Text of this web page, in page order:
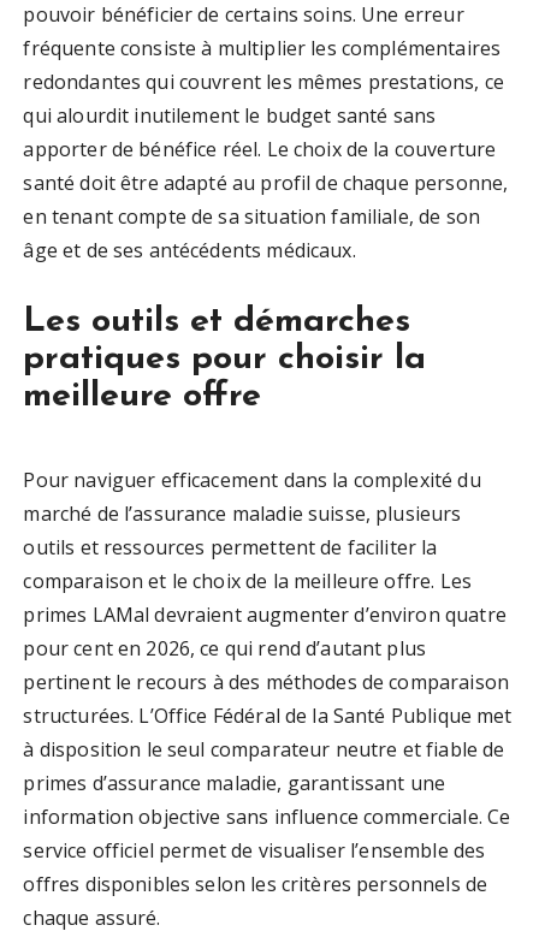
pouvoir bénéficier de certains soins. Une erreur
fréquente consiste à multiplier les complémentaires
redondantes qui couvrent les mêmes prestations, ce
qui alourdit inutilement le budget santé sans
apporter de bénéfice réel. Le choix de la couverture
santé doit être adapté au profil de chaque personne,
en tenant compte de sa situation familiale, de son
âge et de ses antécédents médicaux.
Les outils et démarches
pratiques pour choisir la
meilleure offre
Pour naviguer efficacement dans la complexité du
marché de l’assurance maladie suisse, plusieurs
outils et ressources permettent de faciliter la
comparaison et le choix de la meilleure offre. Les
primes LAMal devraient augmenter d’environ quatre
pour cent en 2026, ce qui rend d’autant plus
pertinent le recours à des méthodes de comparaison
structurées. L’Office Fédéral de la Santé Publique met
à disposition le seul comparateur neutre et fiable de
primes d’assurance maladie, garantissant une
information objective sans influence commerciale. Ce
service officiel permet de visualiser l’ensemble des
offres disponibles selon les critères personnels de
chaque assuré.